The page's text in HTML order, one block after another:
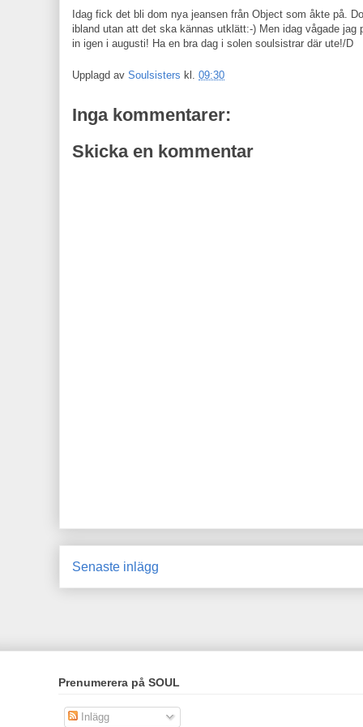
Idag fick det bli dom nya jeansen från Object som åkte på.
ibland utan att det ska kännas utklätt:-) Men idag vågade
in igen i augusti! Ha en bra dag i solen soulsistrar där ute!/D
Upplagd av Soulsisters kl. 09:30
Inga kommentarer:
Skicka en kommentar
Senaste inlägg
Prenumerera på SOUL
Inlägg